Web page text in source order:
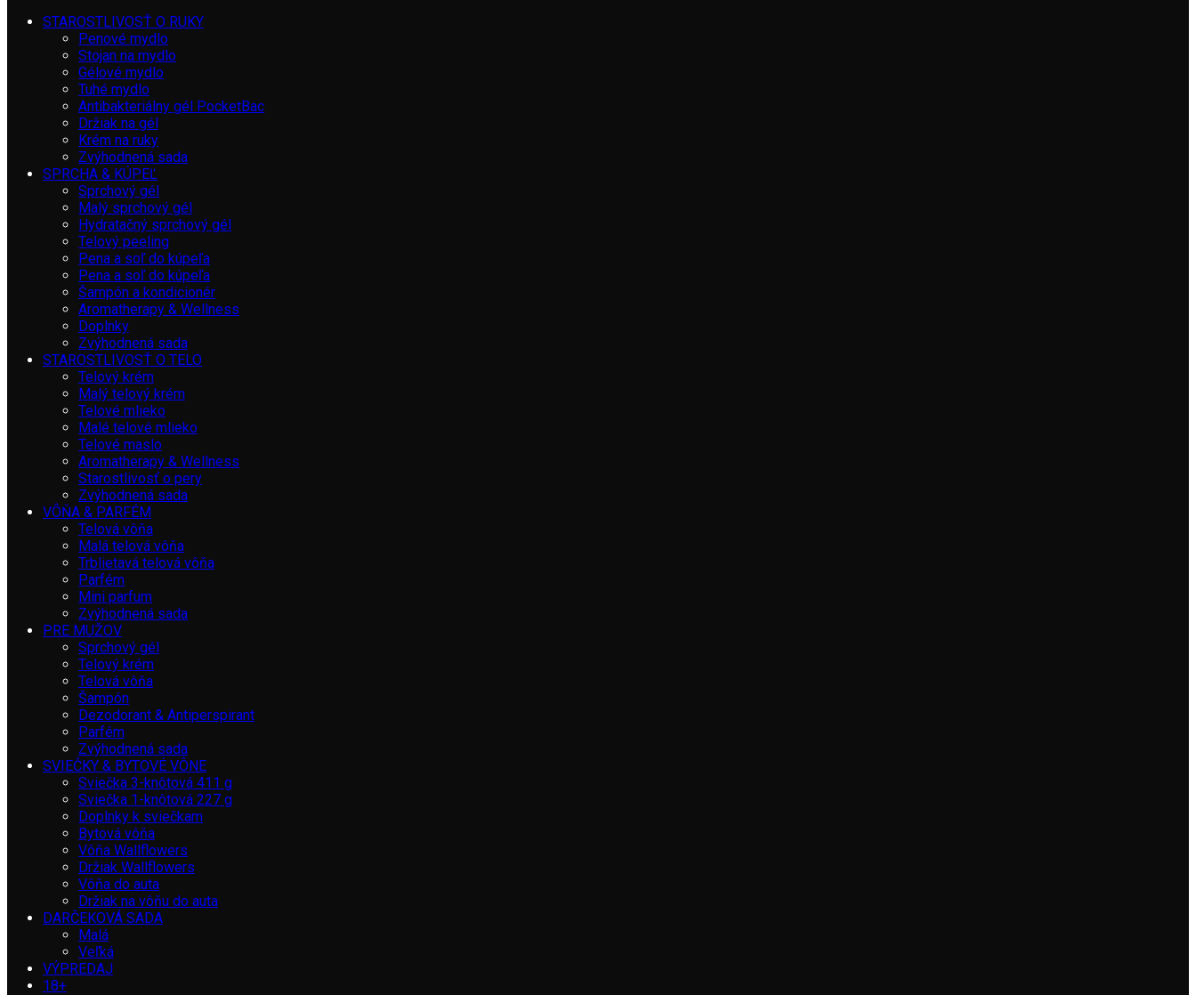
STAROSTLIVOSŤ O RUKY
Penové mydlo
Stojan na mydlo
Gélové mydlo
Tuhé mydlo
Antibakteriálny gél PocketBac
Držiak na gél
Krém na ruky
Zvýhodnená sada
SPRCHA & KÚPEĽ
Sprchový gél
Malý sprchový gél
Hydratačný sprchový gél
Telový peeling
Pena a soľ do kúpeľa
Pena a soľ do kúpeľa
Šampón a kondicionér
Aromatherapy & Wellness
Doplnky
Zvýhodnená sada
STAROSTLIVOSŤ O TELO
Telový krém
Malý telový krém
Telové mlieko
Malé telové mlieko
Telové maslo
Aromatherapy & Wellness
Starostlivosť o pery
Zvýhodnená sada
VÔŇA & PARFÉM
Telová vôňa
Malá telová vôňa
Trblietavá telová vôňa
Parfém
Mini parfum
Zvýhodnená sada
PRE MUŽOV
Sprchový gél
Telový krém
Telová vôňa
Šampón
Dezodorant & Antiperspirant
Parfém
Zvýhodnená sada
SVIEČKY & BYTOVÉ VÔNE
Sviečka 3-knôtová 411 g
Sviečka 1-knôtová 227 g
Doplnky k sviečkam
Bytová vôňa
Vôňa Wallflowers
Držiak Wallflowers
Vôňa do auta
Držiak na vôňu do auta
DARČEKOVÁ SADA
Malá
Veľká
VÝPREDAJ
18+